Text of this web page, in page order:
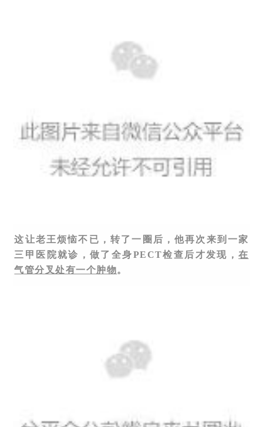
这让老王烦恼不已，转了一圈后，他再次来到一家
三甲医院就诊，做了全身PECT检查后才发现，在
气管分叉处有一个肿物。